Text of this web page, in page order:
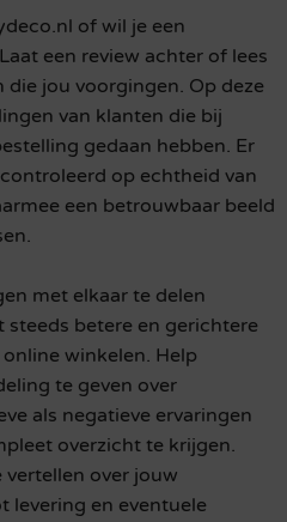
of wil je een
een review achter of lees
die jou voorgingen. Op deze
van klanten die bij
gedaan hebben. Er
op echtheid van
een betrouwbaar beeld
met elkaar te delen
betere en gerichtere
winkelen. Help
te geven over
als negatieve ervaringen
overzicht te krijgen.
over jouw
levering en eventuele